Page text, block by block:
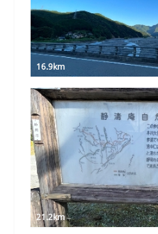
16.9km
21.2km